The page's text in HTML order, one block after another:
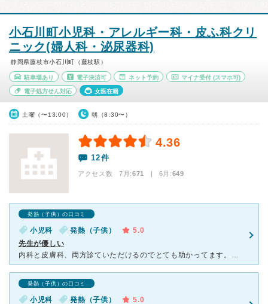
小石川町小児科・アレルギー科・皮ふ科クリ
ニック(婦人科・泌尿器科)
静岡県藤枝市小石川町（藤枝駅）
駐車場あり 電子決済可 ネット予約 マイナ受付 (スマホ可)
電子処方せん対応 女医在籍
土曜（〜13:00） 朝（8:30〜）
4.36
12件
アクセス数 7月:671 | 6月:649
発熱（子供）の口コミ
小児科 発熱（子供）
5.0
先生が優しい
内科と皮膚科、両方診ていただけるのでとても助かってます。先生はとても優しく、診察終わりには必ずこちらの目を見て「お大事に」と言ってくださいます。 異常を感じるとすぐに藤枝市立病院へ紹介状を書いてくれ
発熱（子供）の口コミ
小児科 発熱（子供）
5.0